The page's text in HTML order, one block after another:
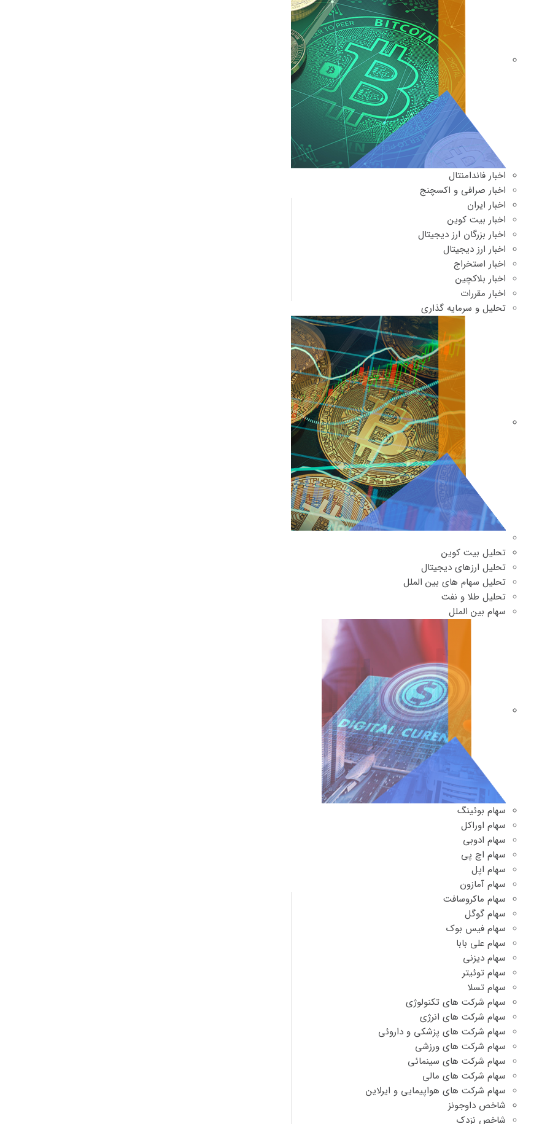
اخبار فاندامنتال
اخبار صرافی و اکسچنج
اخبار ایران
اخبار بیت کوین
اخبار بزرگان ارز دیجیتال
اخبار ارز دیجیتال
اخبار استخراج
اخبار بلاکچین
اخبار مقررات
تحلیل و سرمایه گذاری
تحلیل بیت کوین
تحلیل ارزهای دیجیتال
تحلیل سهام های بین الملل
تحلیل طلا و نفت
سهام بین الملل
سهام بوئینگ
سهام اوراکل
سهام ادوبی
سهام اچ پی
سهام اپل
سهام آمازون
سهام ماکروسافت
سهام گوگل
سهام فیس بوک
سهام علی بابا
سهام دیزنی
سهام توئیتر
سهام تسلا
سهام شرکت های تکنولوژی
سهام شرکت های انرژی
سهام شرکت های پزشکی و داروئی
سهام شرکت های ورزشی
سهام شرکت های سینمائی
سهام شرکت های مالی
سهام شرکت های هواپیمایی و ایرلاین
شاخص داوجونز
شاخص نزدک